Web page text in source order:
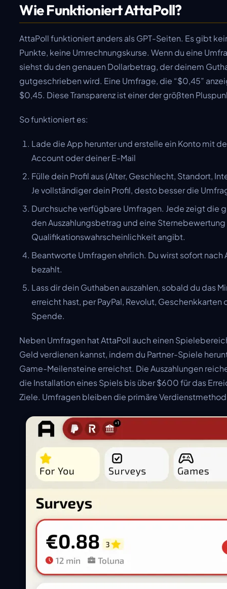
Wie Funktioniert AttaPoll?
AttaPoll funktioniert anders als GPT-Seiten. Es gibt
Punkte, keine Umrechnungskurse. Wenn du eine
siehst du den genauen Dollarbetrag, der deinem
gutgeschrieben wird. Eine Umfrage, die “$0,45”
$0,45. Diese Transparenz ist einer der größten
So funktioniert es:
Lade die App herunter und erstelle ein Konto mit
Account oder deiner E-Mail
Fülle dein Profil aus (Alter, Geschlecht, Standort,
Je vollständiger dein Profil, desto besser die
Durchsuche verfügbare Umfragen. Jede zeigt die
den Auszahlungsbetrag und eine
Qualifikationswahrscheinlichkeit angibt.
Beantworte Umfragen ehrlich. Du wirst sofort nach
bezahlt.
Lass dir dein Guthaben auszahlen, sobald du das
erreicht hast, per PayPal, Revolut, Geschenkkarten
Spende.
Neben Umfragen hat AttaPoll auch einen
Geld verdienen kannst, indem du Partner-Spiele
Game-Meilensteine erreichst. Die Auszahlungen
die Installation eines Spiels bis über $600 für das
Ziele. Umfragen bleiben die primäre